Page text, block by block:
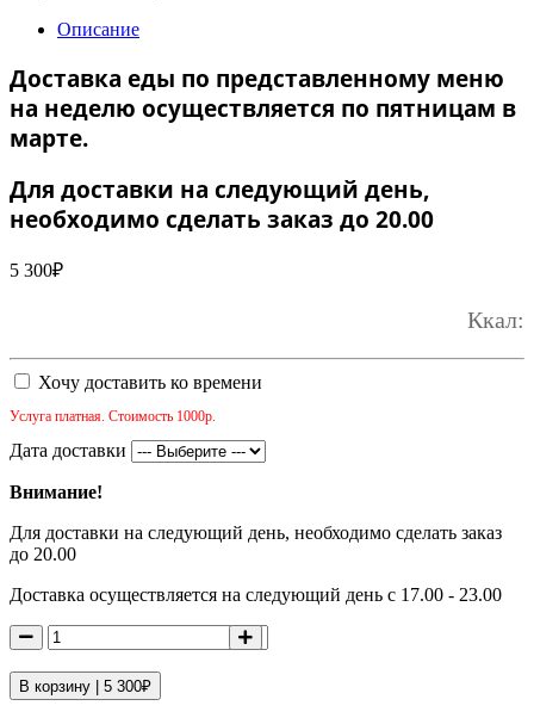
Описание
Доставка еды по представленному меню
на неделю осуществляется по пятницам в
марте.
Для доставки на следующий день,
необходимо сделать заказ до 20.00
5 300₽
Ккал:
Хочу доставить ко времени
Услуга платная. Стоимость 1000р.
Дата доставки
Внимание!
Для доставки на следующий день, необходимо сделать заказ
до 20.00
Доставка осуществляется на следующий день с 17.00 - 23.00
В корзину | 5 300₽